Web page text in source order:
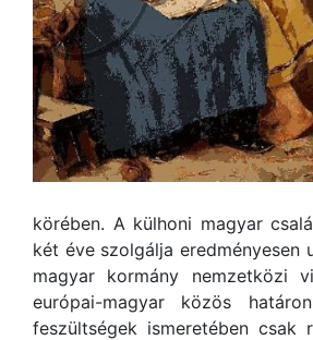
körében. A külhoni magyar
két éve szolgálja
magyar kormány nemzetközi
európai-magyar közös
feszültségek ismeretében